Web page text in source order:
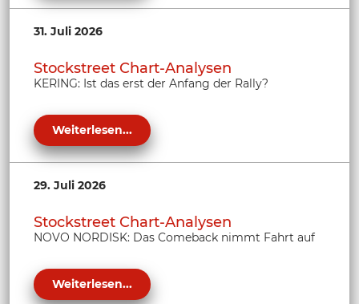
31. Juli 2026
Stockstreet Chart-Analysen
KERING: Ist das erst der Anfang der Rally?
Weiterlesen...
29. Juli 2026
Stockstreet Chart-Analysen
NOVO NORDISK: Das Comeback nimmt Fahrt auf
Weiterlesen...